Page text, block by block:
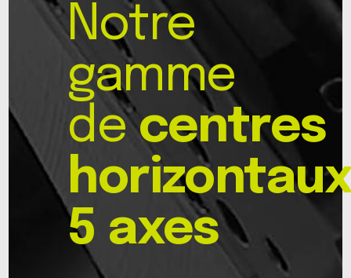
Notre
gamme
decentres
5 axes